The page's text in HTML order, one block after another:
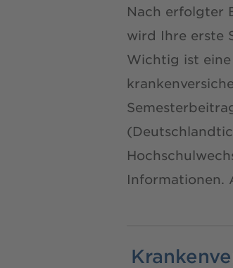
Nach erfolgter
wird Ihre erste
Wichtig ist
Informationen.